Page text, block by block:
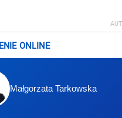
ONLINE
Małgorzata Tarkowska